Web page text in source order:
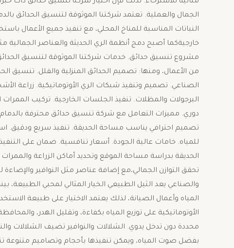
مثالية للاسترخاء. لذلك فإن اختيار شركة تنسيق حدائق ذات
الجمال والعملية. تعتمد شركتنا الموثوقة لتنسيق الحدائق
النباتات المناسبة للمناخ المحلي، مع تنفيذ جميع الأعمال
خارجيةكما أصبح دمج أنظمة الري الحديثة والعناصر الجمالية
مشروع تنسيق حدائق. خدمات شركتنا الموثوقة لتنسيق
من الأعمال، ومنها: تصميم الحدائق المنزلية والفلل. تنسيق
الصناعي. تصميم وتنفيذ شبكات الري الأوتوماتيكية. زراعة
البرجولات والمظلات. تنفيذ الجلسات الخارجية. تركيب
دوري. مميزات التعامل مع شركة تنسيق حدائق محترفة بالدمام
تصميم احترافي يناسب مساحة الحديقة. تنفيذ سريع ودقيق.
للمياه. خامات عالية الجودة. أسعار تنافسية. ضمان على
الحديقة بدراسة مساحة الموقع وتحديد أماكن الزراعة
تحقق التوازن الجمالي،مع إضافة عناصر مثل النوافير
والصناعي يعد الثيل الطبيعي الخيار المثالي لمحبي
المياه وأعمال الصيانة، لذلك يعتمد الاختيار على طبيعة
الأوتوماتيكية على توزيع المياه بكفاءة، وتقليل الهدر،
محددة دون تدخل يدوي. الشلالات والنوافير تضيف الشلالات
بفضل صوت المياه، ويمكن تنفيذها بأحجام وتصاميم متنوعة